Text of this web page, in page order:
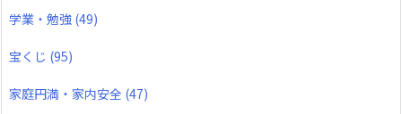
学業・勉強 (49)
宝くじ (95)
家庭円満・家内安全 (47)